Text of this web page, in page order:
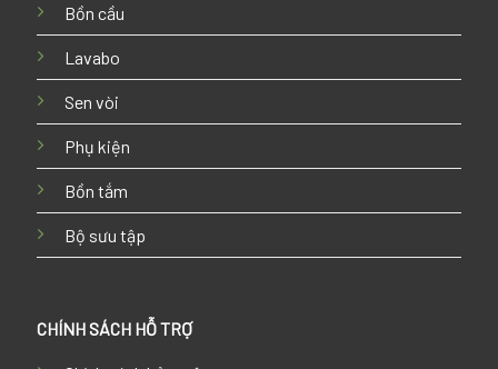
Bồn cầu
Lavabo
Sen vòi
Phụ kiện
Bồn tắm
Bộ sưu tập
CHÍNH SÁCH HỖ TRỢ